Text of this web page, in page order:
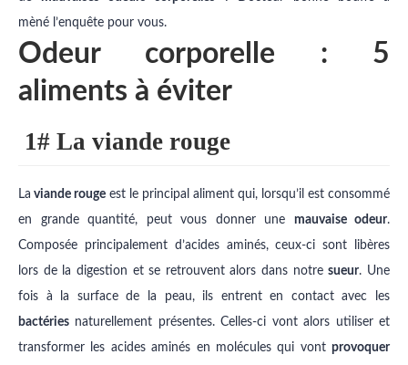
mèné l’enquête pour vous.
Odeur corporelle : 5
aliments à éviter
1# La viande rouge
La viande rouge est le principal aliment qui, lorsqu’il est consommé
en grande quantité, peut vous donner une mauvaise odeur.
Composée principalement d’acides aminés, ceux-ci sont libères
lors de la digestion et se retrouvent alors dans notresueur. Une
fois à la surface de la peau, ils entrent en contact avec les
bactéries naturellement présentes. Celles-ci vont alors utiliser et
transformer les acides aminés en molécules qui vont provoquer